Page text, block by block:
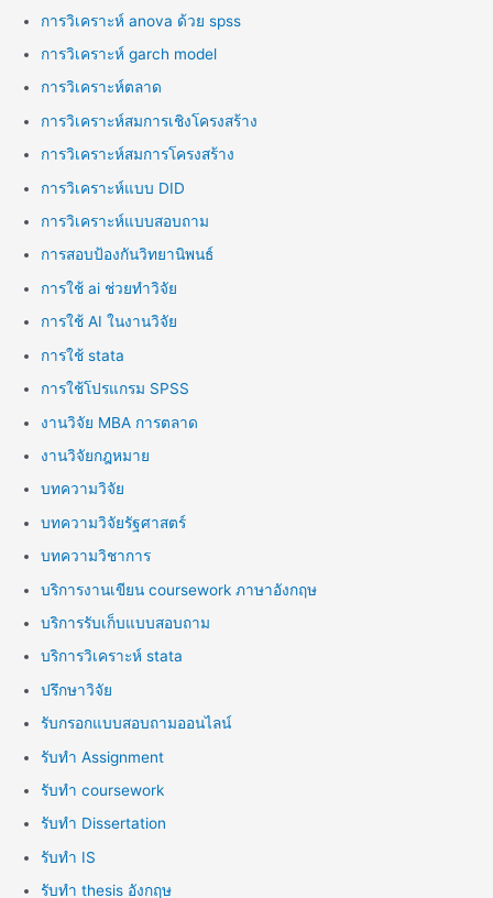
การวิเคราะห์ anova ด้วย spss
การวิเคราะห์ garch model
การวิเคราะห์ตลาด
การวิเคราะห์สมการเชิงโครงสร้าง
การวิเคราะห์สมการโครงสร้าง
การวิเคราะห์แบบ DID
การวิเคราะห์แบบสอบถาม
การสอบป้องกันวิทยานิพนธ์
การใช้ ai ช่วยทำวิจัย
การใช้ AI ในงานวิจัย
การใช้ stata
การใช้โปรแกรม SPSS
งานวิจัย MBA การตลาด
งานวิจัยกฎหมาย
บทความวิจัย
บทความวิจัยรัฐศาสตร์
บทความวิชาการ
บริการงานเขียน coursework ภาษาอังกฤษ
บริการรับเก็บแบบสอบถาม
บริการวิเคราะห์ stata
ปรึกษาวิจัย
รับกรอกแบบสอบถามออนไลน์
รับทำ Assignment
รับทำ coursework
รับทำ Dissertation
รับทำ IS
รับทำ thesis อังกฤษ